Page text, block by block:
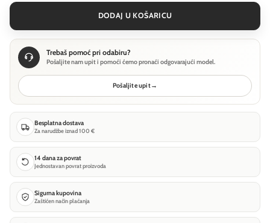
DODAJ U KOŠARICU
Trebaš pomoć pri odabiru?
Pošaljite nam upit i pomoći ćemo pronaći odgovarajući model.
Pošaljite upit→
Besplatna dostava
Za narudžbe iznad 100 €
14 dana za povrat
Jednostavan povrat proizvoda
Sigurna kupovina
Zaštićen način plaćanja